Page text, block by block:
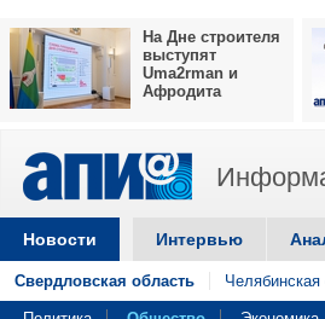
На Дне строителя
выступят
Uma2rman и
Афродита
Новости Интервью
Свердловская область Челябинская